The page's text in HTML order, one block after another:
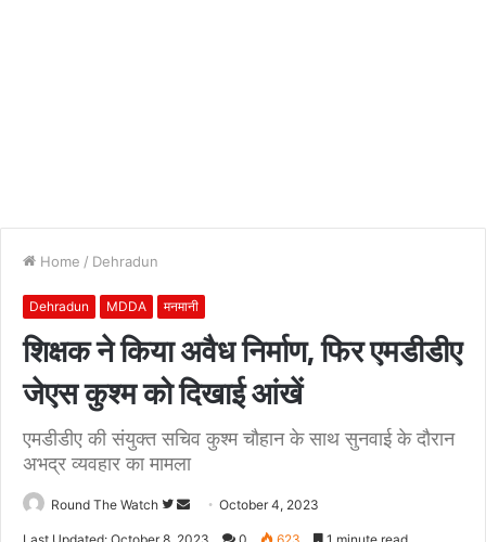
Home / Dehradun
Dehradun MDDA मनमानी
शिक्षक ने किया अवैध निर्माण, फिर एमडीडीए
जेएस कुश्म को दिखाई आंखें
एमडीडीए की संयुक्त सचिव कुश्म चौहान के साथ सुनवाई के दौरान
अभद्र व्यवहार का मामला
Round The Watch
Follow
SendOctober 4, 2023